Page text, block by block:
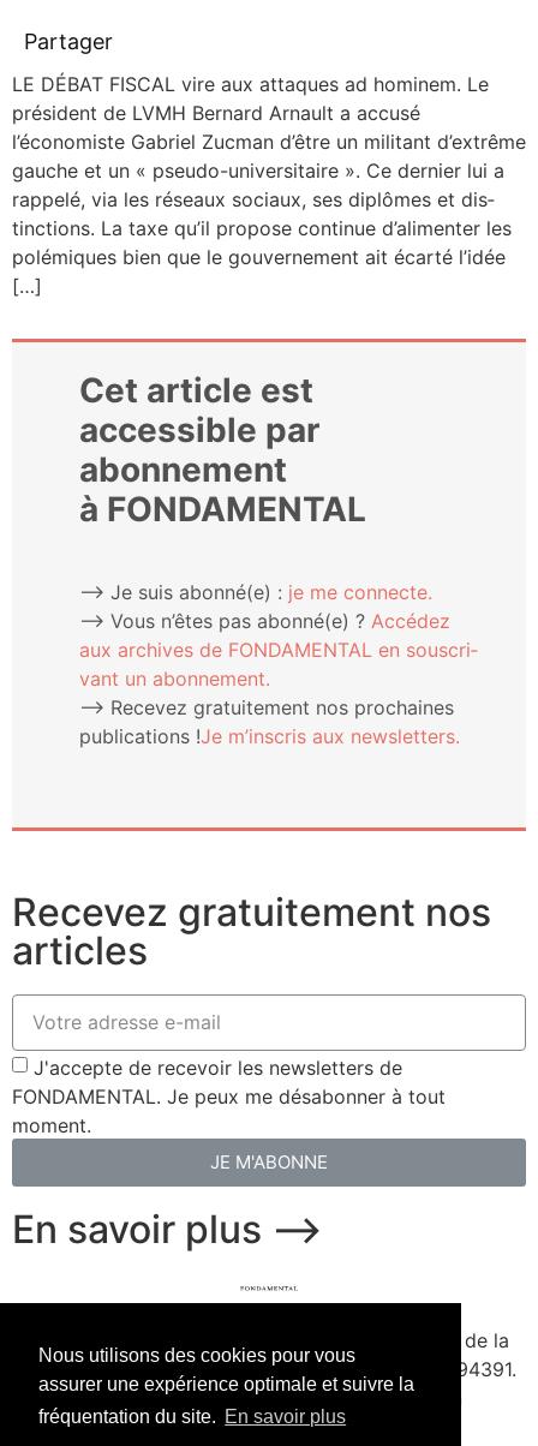
Nous utilisons des cookies pour vous
assurer une expérience optimale et suivre la
fréquentation du site. En savoir plus
Partager
LE DÉBAT FISCAL vire aux attaques ad homi­nem. Le
pré­sident de LVMH Ber­nard Arnault a accu­sé
l’économiste Gabriel Zuc­man d’être un mili­tant d’extrême
gauche et un « pseu­­do-uni­­ver­­si­­taire ». Ce der­nier lui a
rap­pe­lé, via les réseaux sociaux, ses diplômes et dis­
tinc­tions. La taxe qu’il pro­pose conti­nue d’alimenter les
polé­miques bien que le gou­ver­ne­ment ait écar­té l’idée
[…]
Cet article est
accessible par
abonnement
à FONDAMENTAL
⟶ Je suis abonné(e) : je me connecte.
⟶ Vous n’êtes pas abonné(e) ? Accé­dez
aux archives de FONDAMENTAL en sous­cri­
vant un abonnement.
⟶ Rece­vez gra­tui­te­ment nos pro­chaines
publi­ca­tions !Je m’ins­cris aux newsletters.
Recevez gratuitement nos
articles
J'accepte de recevoir les newsletters de
FONDAMENTAL. Je peux me désabonner à tout
moment.
JE M'ABONNE
En savoir plus ⟶
Fondé en 2020. Édité par Presse de la
Forge & Delescluze SAS.Agrément CPPAP
1127Y94391.
Membre du SPIIL. Signataire de la Charte pour un
journalisme à la hauteur de l'enjeu écologique.